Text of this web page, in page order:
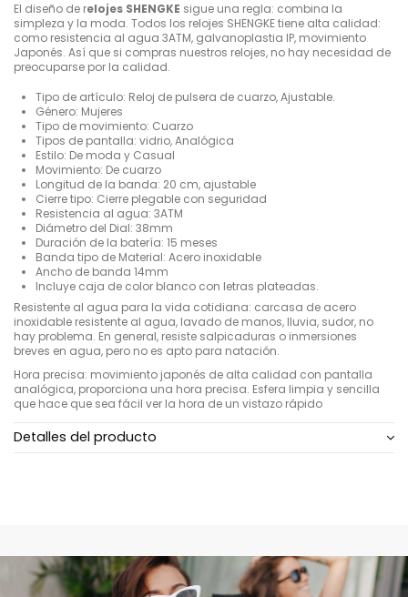
El diseño de relojes SHENGKE sigue una regla: combina la
simpleza y la moda. Todos los relojes SHENGKE tiene alta calidad:
como resistencia al agua 3ATM, galvanoplastia IP, movimiento
Japonés. Así que si compras nuestros relojes, no hay necesidad de
preocuparse por la calidad.
Tipo de artículo: Reloj de pulsera de cuarzo, Ajustable.
Género: Mujeres
Tipo de movimiento: Cuarzo
Tipos de pantalla: vidrio, Analógica
Estilo: De moda y Casual
Movimiento: De cuarzo
Longitud de la banda: 20 cm, ajustable
Cierre tipo: Cierre plegable con seguridad
Resistencia al agua: 3ATM
Diámetro del Dial: 38mm
Duración de la batería: 15 meses
Banda tipo de Material: Acero inoxidable
Ancho de banda 14mm
Incluye caja de color blanco con letras plateadas.
Resistente al agua para la vida cotidiana: carcasa de acero
inoxidable resistente al agua, lavado de manos, lluvia, sudor, no
hay problema. En general, resiste salpicaduras o inmersiones
breves en agua, pero no es apto para natación.
Hora precisa: movimiento japonés de alta calidad con pantalla
analógica, proporciona una hora precisa. Esfera limpia y sencilla
que hace que sea fácil ver la hora de un vistazo rápido
Detalles del producto